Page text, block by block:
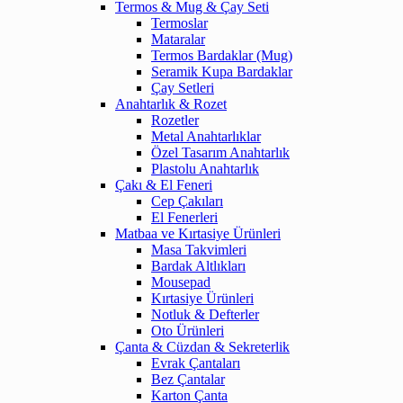
Termos & Mug & Çay Seti
Termoslar
Mataralar
Termos Bardaklar (Mug)
Seramik Kupa Bardaklar
Çay Setleri
Anahtarlık & Rozet
Rozetler
Metal Anahtarlıklar
Özel Tasarım Anahtarlık
Plastolu Anahtarlık
Çakı & El Feneri
Cep Çakıları
El Fenerleri
Matbaa ve Kırtasiye Ürünleri
Masa Takvimleri
Bardak Altlıkları
Mousepad
Kırtasiye Ürünleri
Notluk & Defterler
Oto Ürünleri
Çanta & Cüzdan & Sekreterlik
Evrak Çantaları
Bez Çantalar
Karton Çanta